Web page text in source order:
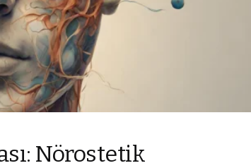
Nörostetik